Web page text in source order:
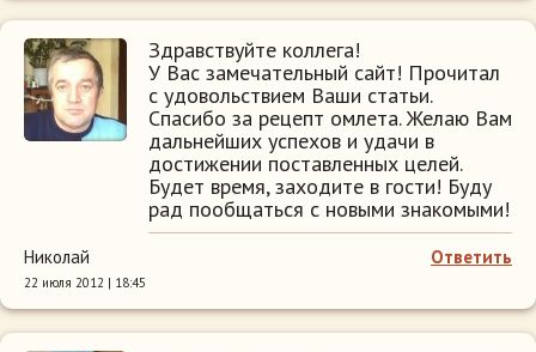
Здравствуйте коллега!
У Вас замечательный сайт! Прочитал
с удовольствием Ваши статьи.
Спасибо за рецепт омлета. Желаю Вам
дальнейших успехов и удачи в
достижении поставленных целей.
Будет время, заходите в гости! Буду
рад пообщаться с новыми знакомыми!
Ответить
Николай
22 июля 2012 | 18:45